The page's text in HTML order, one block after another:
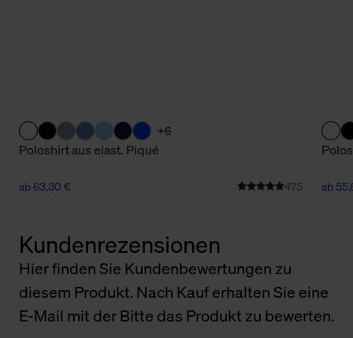
+6
Poloshirt aus elast. Piqué
ab 63,30 € 475 ab
Kundenrezensionen
Hier finden Sie Kundenbewertungen zu
diesem Produkt. Nach Kauf erhalten Sie eine
E-Mail mit der Bitte das Produkt zu bewerten.